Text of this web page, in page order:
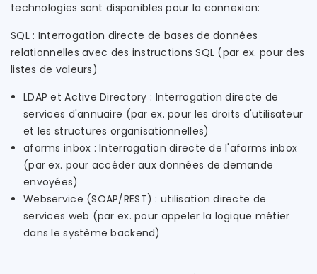
technologies sont disponibles pour la connexion:
SQL : Interrogation directe de bases de données
relationnelles avec des instructions SQL (par ex. pour des
listes de valeurs)
LDAP et Active Directory : Interrogation directe de
services d'annuaire (par ex. pour les droits d'utilisateur
et les structures organisationnelles)
aforms inbox : Interrogation directe de l'aforms inbox
(par ex. pour accéder aux données de demande
envoyées)
Webservice (SOAP/REST) : utilisation directe de
services web (par ex. pour appeler la logique métier
dans le système backend)